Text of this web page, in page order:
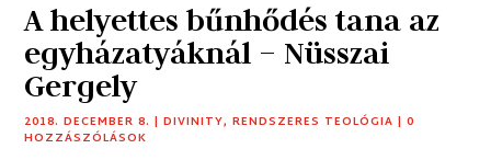
A helyettes bűnhődés tana az
egyházatyáknál – Nüsszai
Gergely
2018. DECEMBER 8. |DIVINITY,RENDSZERES TEOLÓGIA | 0
HOZZÁSZÓLÁSOK